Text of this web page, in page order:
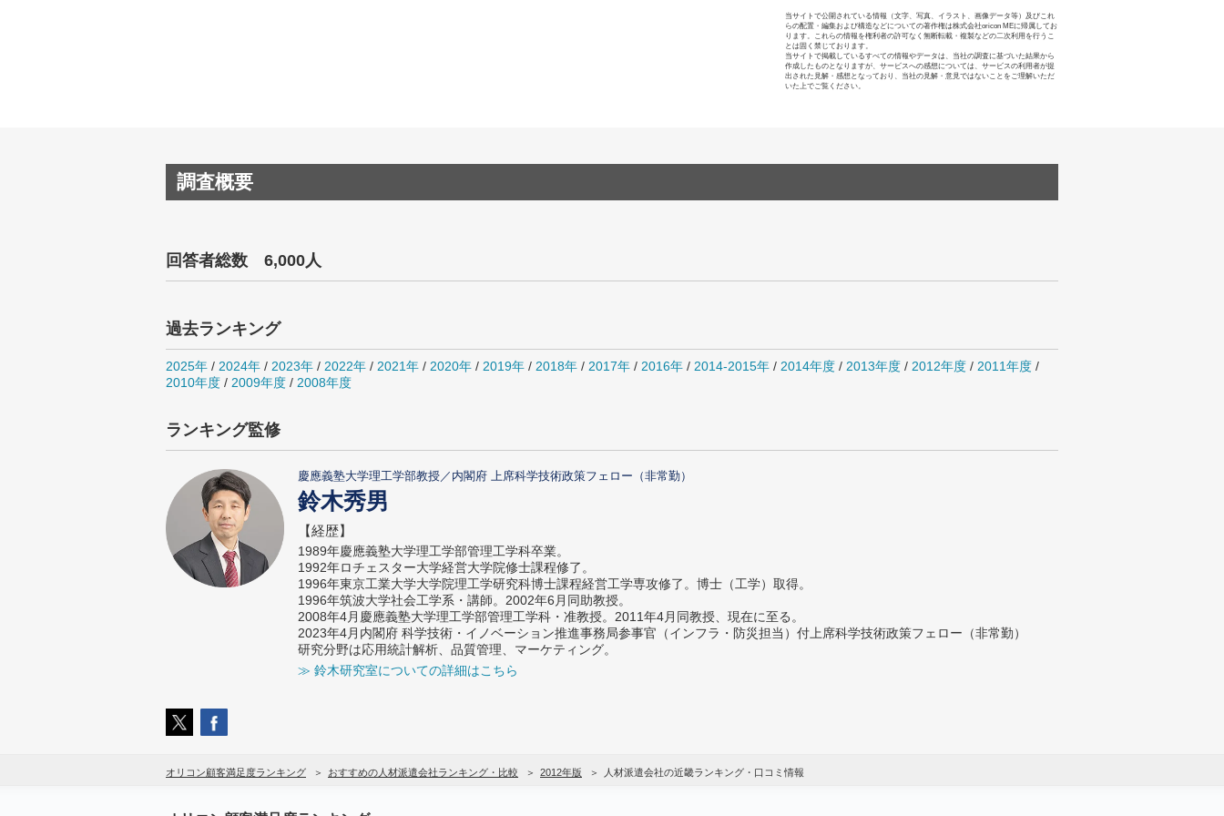
当サイトで公開されている情報（文字、写真、イラスト、画像データ等）及びこれ
らの配置・編集および構造などについての著作権は株式会社oricon MEに帰属してお
ります。これらの情報を権利者の許可なく無断転載・複製などの二次利用を行うこ
とは固く禁じております。
当サイトで掲載しているすべての情報やデータは、当社の調査に基づいた結果から
作成したものとなりますが、サービスへの感想については、サービスの利用者が提
出された見解・感想となっており、当社の見解・意見ではないことをご理解いただ
いた上でご覧ください。
調査概要
回答者総数 6,000人
過去ランキング
2025年 / 2024年 / 2023年 / 2022年 / 2021年 / 2020年 / 2019年 / 2018年 / 2017年 / 2016年 / 2014-2015年 / 2014年度 / 2013年度 / 2012年度 / 2011年度 /
2010年度 / 2009年度 / 2008年度
ランキング監修
慶應義塾大学理工学部教授／内閣府 上席科学技術政策フェロー（非常勤）
鈴木秀男
【経歴】
1989年慶應義塾大学理工学部管理工学科卒業。
1992年ロチェスター大学経営大学院修士課程修了。
1996年東京工業大学大学院理工学研究科博士課程経営工学専攻修了。博士（工学）取得。
1996年筑波大学社会工学系・講師。2002年6月同助教授。
2008年4月慶應義塾大学理工学部管理工学科・准教授。2011年4月同教授、現在に至る。
2023年4月内閣府 科学技術・イノベーション推進事務局参事官（インフラ・防災担当）付上席科学技術政策フェロー（非常勤）
研究分野は応用統計解析、品質管理、マーケティング。
≫ 鈴木研究室についての詳細はこちら
オリコン顧客満足度ランキング おすすめの人材派遣会社ランキング・比較 2012年版 人材派遣会社の近畿ランキング・口コミ情報